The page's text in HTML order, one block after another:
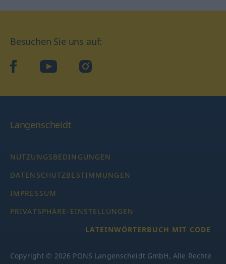
Besuchen Sie uns auf:
facebookYouTube Instagram
Langenscheidt
NUTZUNGSBEDINGUNGEN
DATENSCHUTZBESTIMMUNGEN
IMPRESSUM
PRIVATSPHÄRE-EINSTELLUNGEN
LATEINWÖRTERBUCH MIT CODE
Copyright © 2026 PONS Langenscheidt GmbH, Alle Rechte